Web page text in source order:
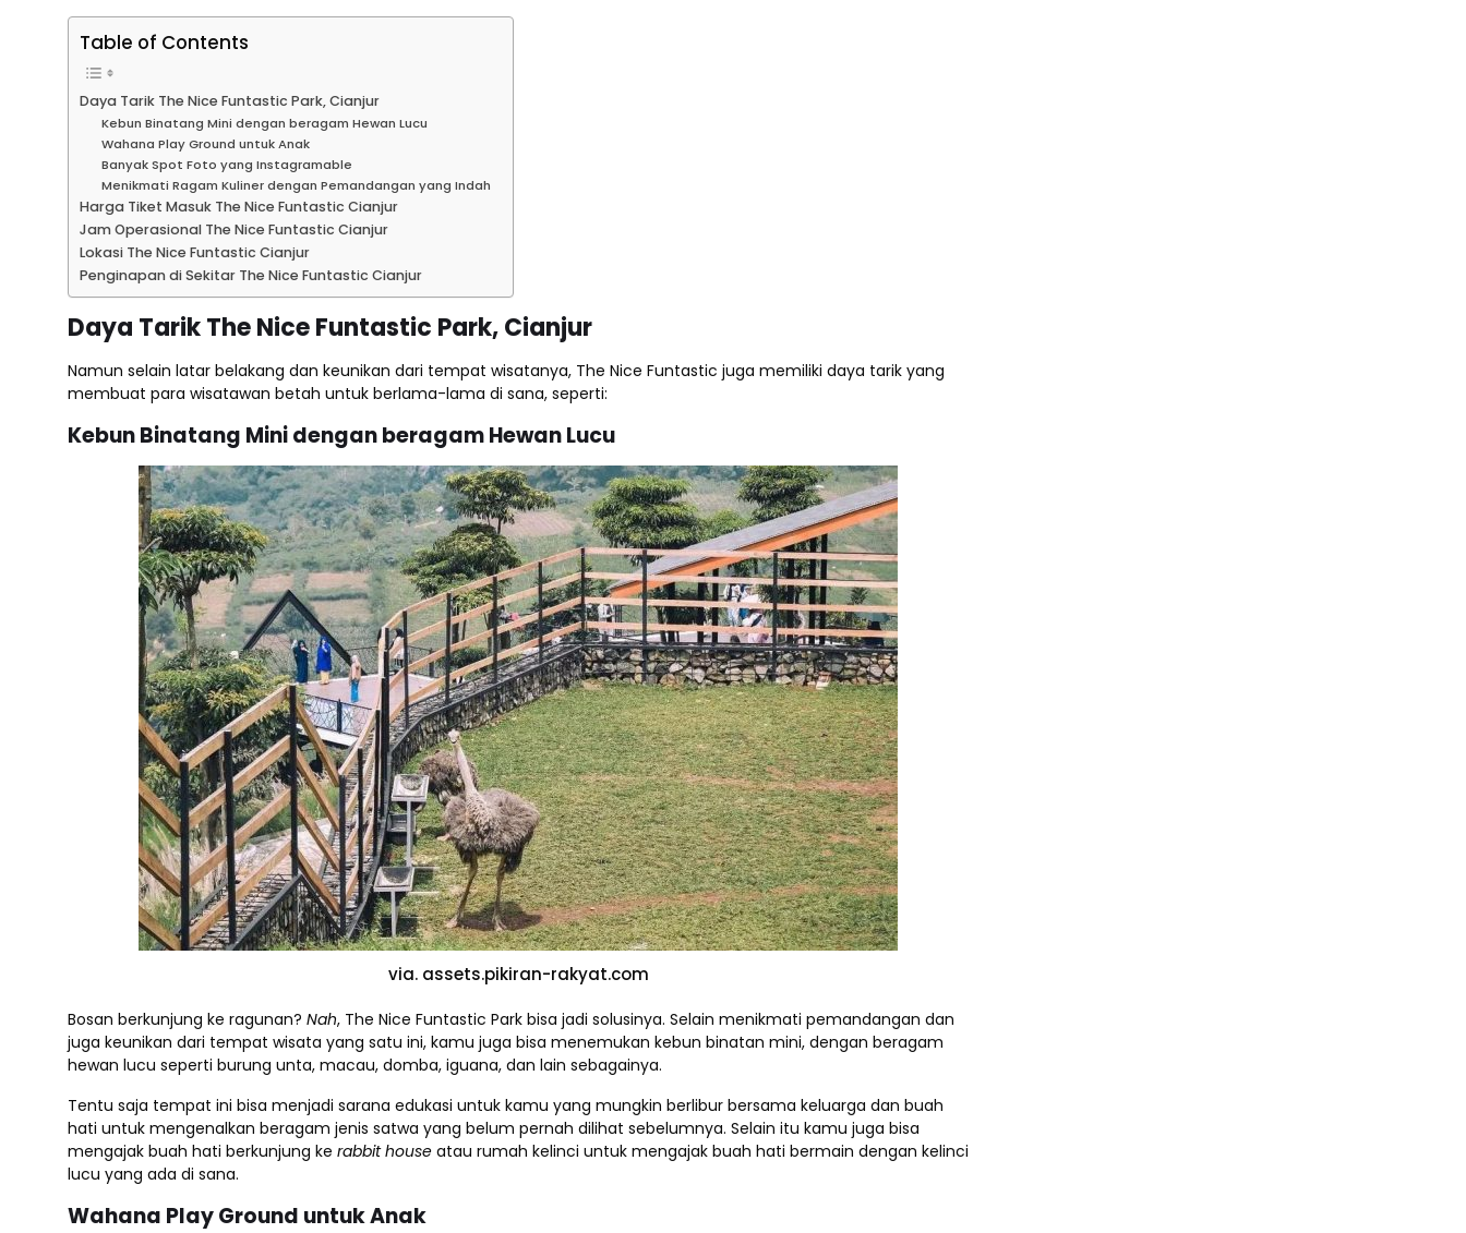
Table of Contents
Daya Tarik The Nice Funtastic Park, Cianjur
Kebun Binatang Mini dengan beragam Hewan Lucu
Wahana Play Ground untuk Anak
Banyak Spot Foto yang Instagramable
Menikmati Ragam Kuliner dengan Pemandangan yang Indah
Harga Tiket Masuk The Nice Funtastic Cianjur
Jam Operasional The Nice Funtastic Cianjur
Lokasi The Nice Funtastic Cianjur
Penginapan di Sekitar The Nice Funtastic Cianjur
Daya Tarik The Nice Funtastic Park, Cianjur
Namun selain latar belakang dan keunikan dari tempat wisatanya, The Nice Funtastic juga memiliki daya tarik yang
membuat para wisatawan betah untuk berlama-lama di sana, seperti:
Kebun Binatang Mini dengan beragam Hewan Lucu
via. assets.pikiran-rakyat.com
Bosan berkunjung ke ragunan? Nah, The Nice Funtastic Park bisa jadi solusinya. Selain menikmati pemandangan dan
juga keunikan dari tempat wisata yang satu ini, kamu juga bisa menemukan kebun binatan mini, dengan beragam
hewan lucu seperti burung unta, macau, domba, iguana, dan lain sebagainya.
Tentu saja tempat ini bisa menjadi sarana edukasi untuk kamu yang mungkin berlibur bersama keluarga dan buah
hati untuk mengenalkan beragam jenis satwa yang belum pernah dilihat sebelumnya. Selain itu kamu juga bisa
mengajak buah hati berkunjung ke rabbit house atau rumah kelinci untuk mengajak buah hati bermain dengan kelinci
lucu yang ada di sana.
Wahana Play Ground untuk Anak